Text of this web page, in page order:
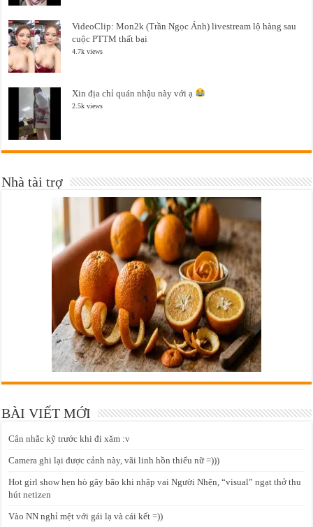
VideoClip: Mon2k (Trần Ngọc Ánh) livestream lộ hàng sau
cuộc PTTM thất bại
4.7k views
Xin địa chỉ quán nhậu này với ạ
2.5k views
Nhà tài trợ
BÀI VIẾT MỚI
Cân nhắc kỹ trước khi đi xăm :v
Camera ghi lại được cảnh này, vãi linh hồn thiếu nữ =)))
Hot girl show hẹn hò gây bão khi nhập vai Người Nhện, “visual” ngạt thở thu
hút netizen
Vào NN nghỉ mệt với gái lạ và cái kết =))